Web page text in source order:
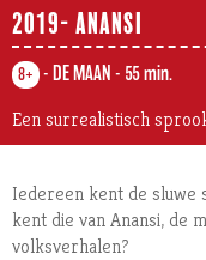
2019- ANANSI
8+ - DE MAAN - 55 min.
Een surrealistisch
Iedereen kent de sluwe
kent die van Anansi, de
volksverhalen?